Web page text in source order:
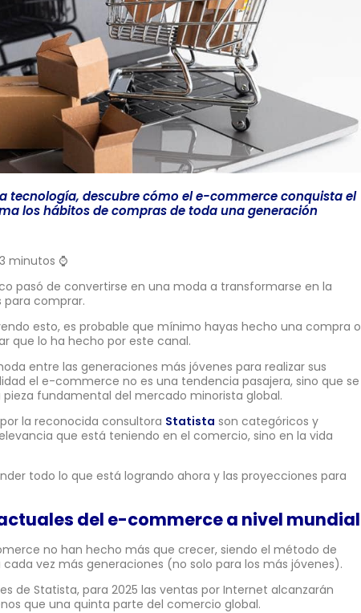
tecnología, descubre cómo el e-commerce conquista el
los hábitos de compras de toda una generación
3 minutos ⌚
pasó de convertirse en una moda a transformarse en la
para comprar.
esto, es probable que mínimo hayas hecho una compra o
que lo ha hecho por este canal.
entre las generaciones más jóvenes para realizar sus
el e-commerce no es una tendencia pasajera, sino que se
fundamental del mercado minorista global.
la reconocida consultora Statista son categóricos y
que está teniendo en el comercio, sino en la vida
todo lo que está logrando ahora y las proyecciones para
del e-commerce a nivel mundial
no han hecho más que crecer, siendo el método de
vez más generaciones (no solo para los más jóvenes).
de Statista, para 2025 las ventas por Internet alcanzarán
que una quinta parte del comercio global.